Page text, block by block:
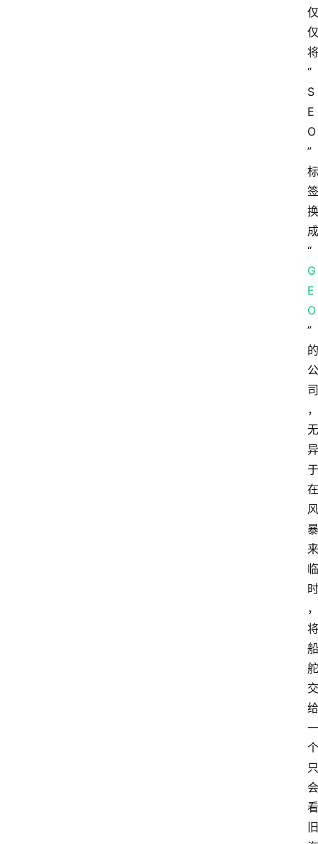
仅
仅
将
“
S
E
O
”
标
签
换
成
“
G
E
O
”
的
公
司
，
无
异
于
在
风
暴
来
临
时
，
将
船
舵
交
给
一
个
只
会
看
旧